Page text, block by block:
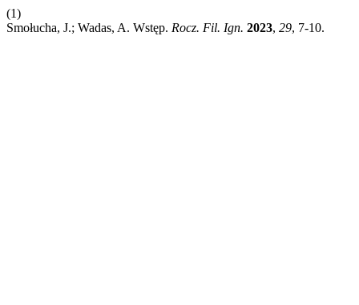
(1)
Smołucha, J.; Wadas, A. Wstęp. Rocz. Fil. Ign. 2023, 29, 7-10.